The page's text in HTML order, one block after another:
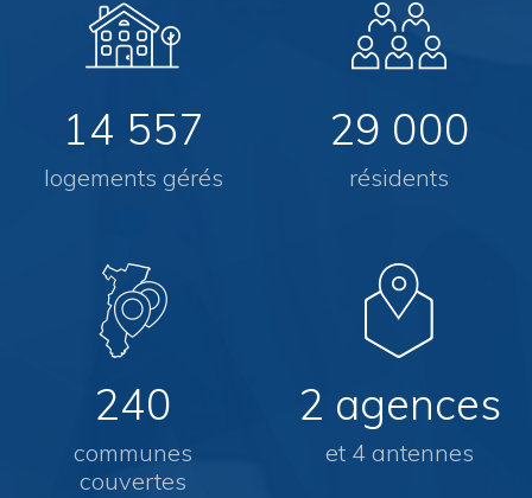
14 557
logements gérés
29 000
résidents
240
communes
couvertes
2 agences
et 4 antennes